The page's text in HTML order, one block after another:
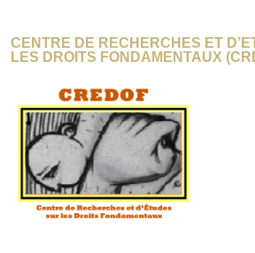
CENTRE DE RECHERCHES ET
LES DROITS FONDAMENTAUX